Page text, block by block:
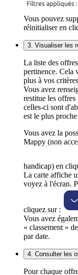
Vous pouvez
réinitialiser en
3. Visualiser les
La liste des
pertinence. Cela
plus à vos critères
Vous avez
restitue les
celles-ci sont
est le plus
Vous avez la
Mappy (non
handicap) en
La carte affiche
voyez à l'écran.
cliquez sur :
Vous avez
« classement »
par date.
4. Consulter les
Pour chaque